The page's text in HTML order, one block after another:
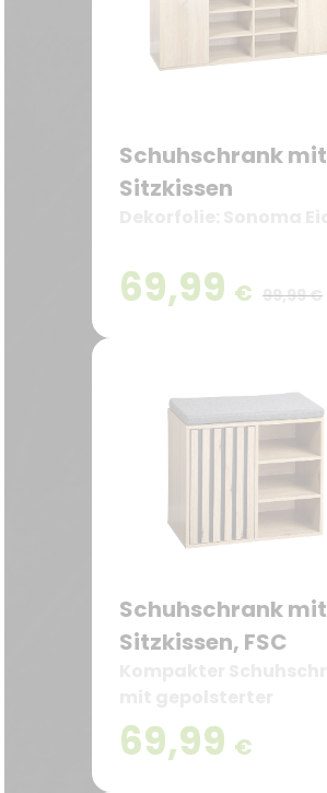
Schuhschrank mit
Sitzkissen
69,99 € 99,99 €
Schuhschrank mit
Sitzkissen, FSC
Sitzfläche
69,99 €